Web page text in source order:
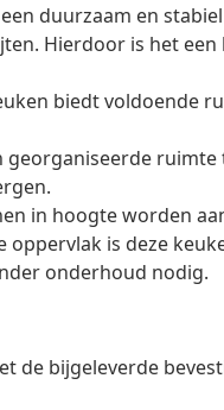
duurzaam en
Hierdoor is het
biedt voldoende
georganiseerde
in hoogte worden
is deze
onderhoud nodig.
de bijgeleverde